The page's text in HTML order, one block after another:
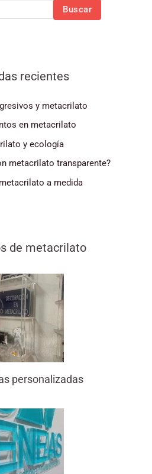
Buscar
recientes
y metacrilato
en metacrilato
y ecología
metacrilato transparente?
a medida
de metacrilato
personalizadas